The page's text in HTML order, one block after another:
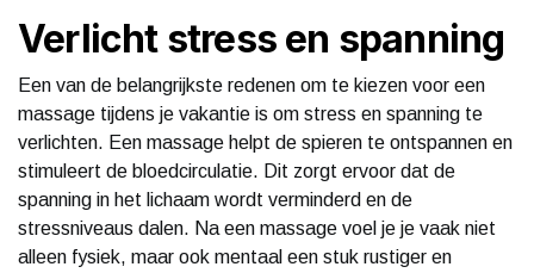
Verlicht stress en spanning
Een van de belangrijkste redenen om te kiezen voor een
massage tijdens je vakantie is om stress en spanning te
verlichten. Een massage helpt de spieren te ontspannen en
stimuleert de bloedcirculatie. Dit zorgt ervoor dat de
spanning in het lichaam wordt verminderd en de
stressniveaus dalen. Na een massage voel je je vaak niet
alleen fysiek, maar ook mentaal een stuk rustiger en